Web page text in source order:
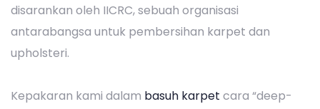
disarankan oleh IICRC, sebuah organisasi
antarabangsa untuk pembersihan karpet dan
upholsteri.
Kepakaran kami dalam basuh karpet cara “deep-